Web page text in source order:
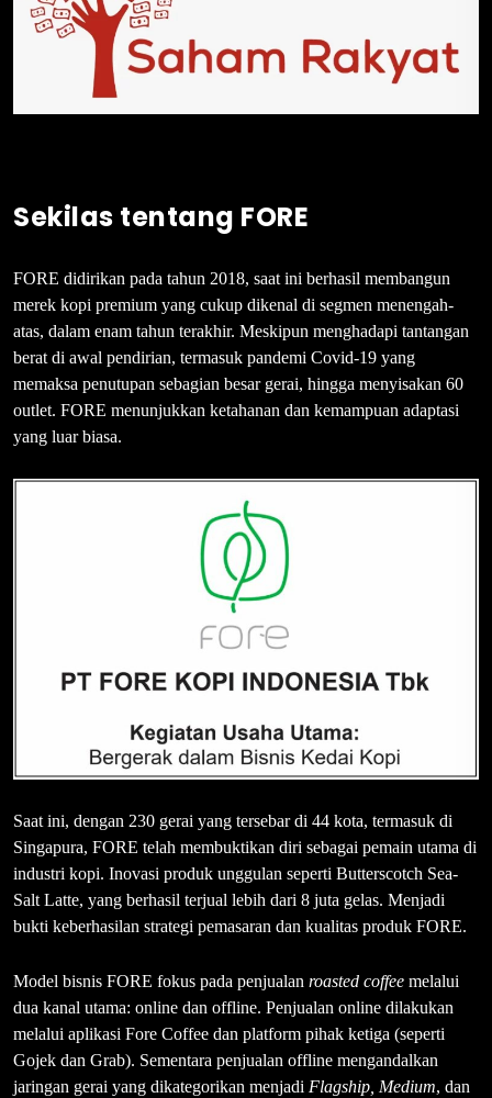
Sekilas tentang FORE
FORE didirikan pada tahun 2018, saat ini berhasil membangun
merek kopi premium yang cukup dikenal di segmen menengah-
atas, dalam enam tahun terakhir. Meskipun menghadapi tantangan
berat di awal pendirian, termasuk pandemi Covid-19 yang
memaksa penutupan sebagian besar gerai, hingga menyisakan 60
outlet. FORE menunjukkan ketahanan dan kemampuan adaptasi
yang luar biasa.
Saat ini, dengan 230 gerai yang tersebar di 44 kota, termasuk di
Singapura, FORE telah membuktikan diri sebagai pemain utama di
industri kopi. Inovasi produk unggulan seperti Butterscotch Sea-
Salt Latte, yang berhasil terjual lebih dari 8 juta gelas. Menjadi
bukti keberhasilan strategi pemasaran dan kualitas produk FORE.
Model bisnis FORE fokus pada penjualan roasted coffee melalui
dua kanal utama: online dan offline. Penjualan online dilakukan
melalui aplikasi Fore Coffee dan platform pihak ketiga (seperti
Gojek dan Grab). Sementara penjualan offline mengandalkan
jaringan gerai yang dikategorikan menjadi Flagship, Medium, dan